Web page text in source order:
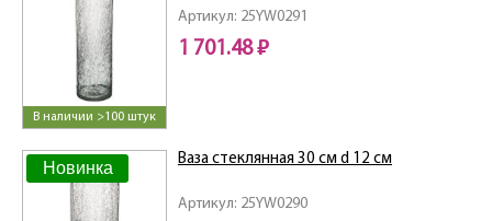
В наличии >100 штук
Артикул: 25YW0291
1 701.48 ₽
Новинка
Артикул: 25YW0290
Ваза стеклянная 30 см d 12 см